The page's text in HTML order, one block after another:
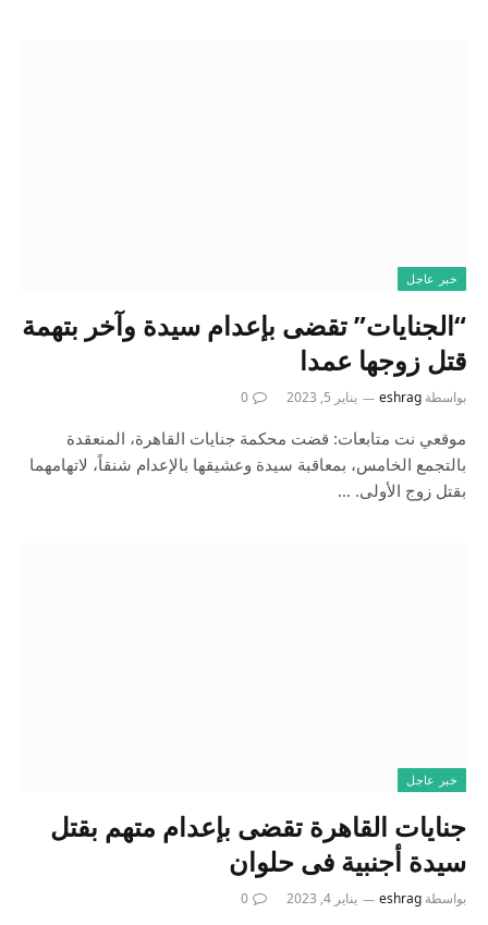
خبر عاجل
“الجنايات” تقضى بإعدام سيدة وآخر بتهمة
قتل زوجها عمدا
بواسطة eshrag يناير 5, 2023 0
موقعي نت متابعات: قضت محكمة جنايات القاهرة، المنعقدة
بالتجمع الخامس، بمعاقبة سيدة وعشيقها بالإعدام شنقاً، لاتهامهما
بقتل زوج الأولى. …
خبر عاجل
جنايات القاهرة تقضى بإعدام متهم بقتل
سيدة أجنبية فى حلوان
بواسطة eshrag يناير 4, 2023 0